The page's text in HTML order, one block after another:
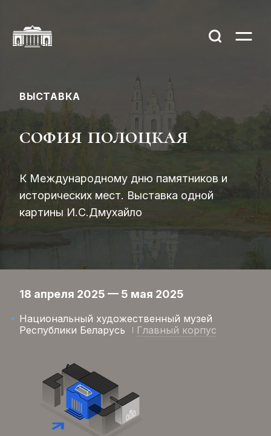
ВЫСТАВКА
софия полоцкая
К Международному дню памятников и
исторических мест. Выставка одной
картины И.С.Дмухайло
18 апреля 2025 — 5 мая 2025
Национальный художественный музей
Республики Беларусь
Главный корпус